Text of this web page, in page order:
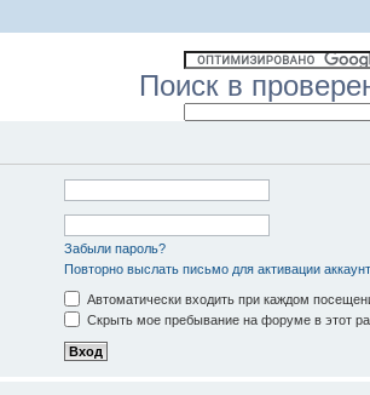
Поиск в
Забыли пароль?
Повторно выслать письмо для активации
Автоматически входить при каждом
Скрыть мое пребывание на форуме в этот